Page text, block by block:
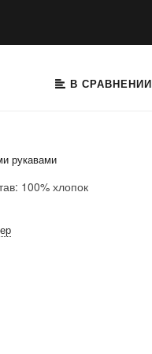
В СРАВНЕНИИ
рукавами
100% хлопок